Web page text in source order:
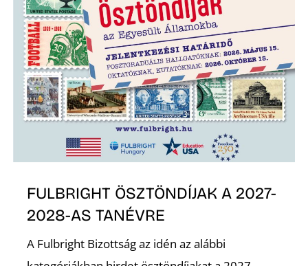
FULBRIGHT ÖSZTÖNDÍJAK A 2027-
2028-AS TANÉVRE
A Fulbright Bizottság az idén az alábbi